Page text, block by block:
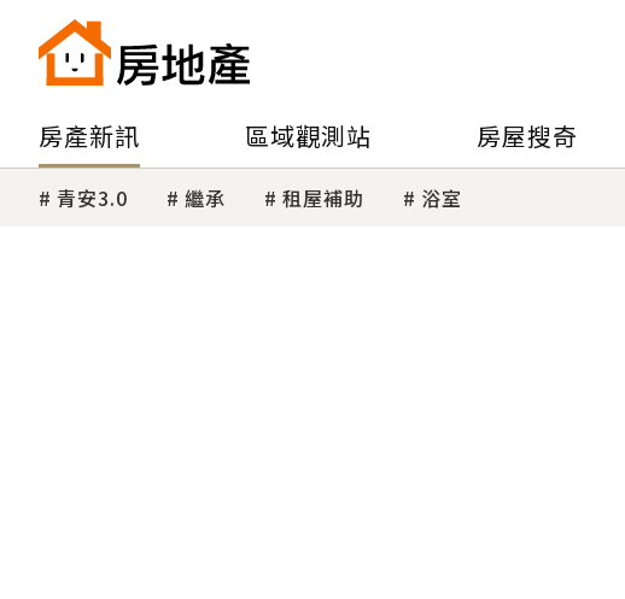
房產新訊 區域觀測站 房屋搜奇
青安3.0 繼承 租屋補助 浴室